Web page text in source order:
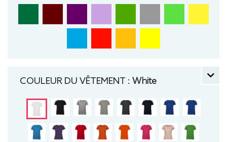
COULEUR DU VÊTEMENT : White